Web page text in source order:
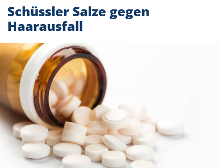
Schüssler Salze gegen
Haarausfall